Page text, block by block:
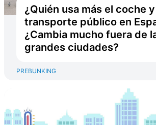
¿Quién usa más el coche
transporte público en
¿Cambia mucho fuera de
grandes ciudades?
PREBUNKING